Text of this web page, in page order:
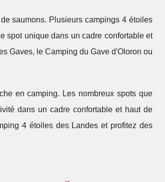
saumons. Plusieurs campings 4 étoiles
spot unique dans un cadre confortable et
Gaves, le Camping du Gave d'Oloron ou
en camping. Les nombreux spots que
dans un cadre confortable et haut de
4 étoiles des Landes et profitez des